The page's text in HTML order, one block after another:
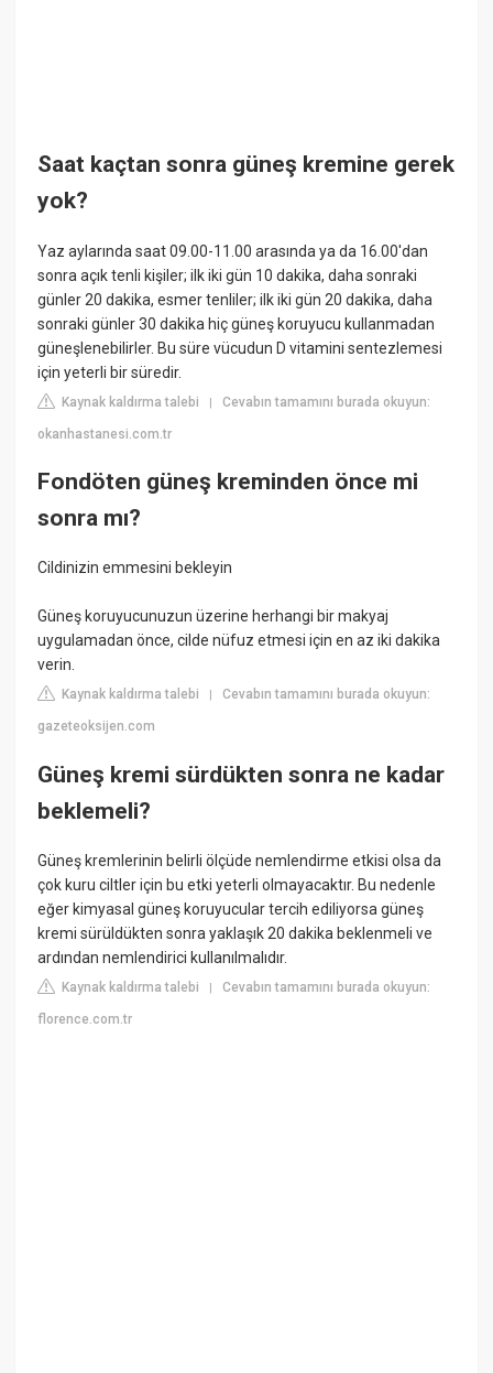
Saat kaçtan sonra güneş kremine gerek
yok?
Yaz aylarında saat 09.00-11.00 arasında ya da 16.00'dan
sonra açık tenli kişiler; ilk iki gün 10 dakika, daha sonraki
günler 20 dakika, esmer tenliler; ilk iki gün 20 dakika, daha
sonraki günler 30 dakika hiç güneş koruyucu kullanmadan
güneşlenebilirler. Bu süre vücudun D vitamini sentezlemesi
için yeterli bir süredir.
Kaynak kaldırma talebi |Cevabın tamamını burada okuyun:
okanhastanesi.com.tr
Fondöten güneş kreminden önce mi
sonra mı?
Cildinizin emmesini bekleyin
Güneş koruyucunuzun üzerine herhangi bir makyaj
uygulamadan önce, cilde nüfuz etmesi için en az iki dakika
verin.
Kaynak kaldırma talebi |Cevabın tamamını burada okuyun:
gazeteoksijen.com
Güneş kremi sürdükten sonra ne kadar
beklemeli?
Güneş kremlerinin belirli ölçüde nemlendirme etkisi olsa da
çok kuru ciltler için bu etki yeterli olmayacaktır. Bu nedenle
eğer kimyasal güneş koruyucular tercih ediliyorsa güneş
kremi sürüldükten sonra yaklaşık 20 dakika beklenmeli ve
ardından nemlendirici kullanılmalıdır.
Kaynak kaldırma talebi |Cevabın tamamını burada okuyun:
florence.com.tr